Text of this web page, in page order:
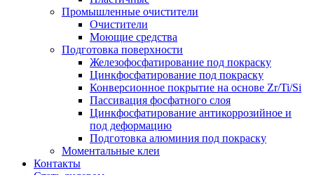
Промышленные очистители
Очистители
Моющие средства
Подготовка поверхности
Железофосфатирование под покраску
Цинкфосфатирование под покраску
Конверсионное покрытие на основе Zr/Ti/Si
Пассивация фосфатного слоя
Цинкфосфатирование антикоррозийное и
под деформацию
Подготовка алюминия под покраску
Моментальные клеи
Контакты